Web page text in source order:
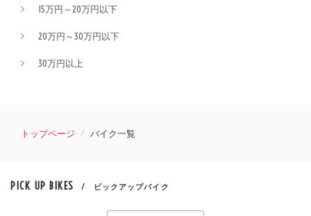
15万円～20万円以下
20万円～30万円以下
30万円以上
トップページ バイク一覧
PICK UP BIKES / ピックアップバイク